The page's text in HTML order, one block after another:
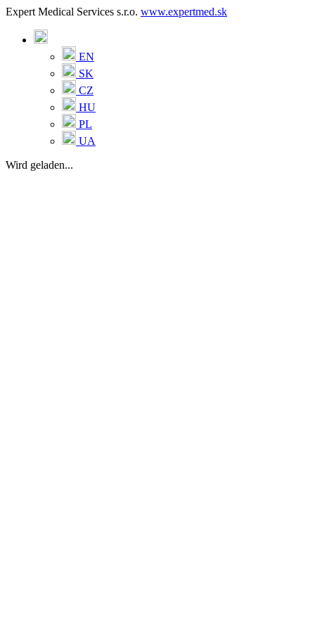
Expert Medical Services s.r.o. www.expertmed.sk
EN
SK
CZ
HU
PL
UA
Wird geladen...